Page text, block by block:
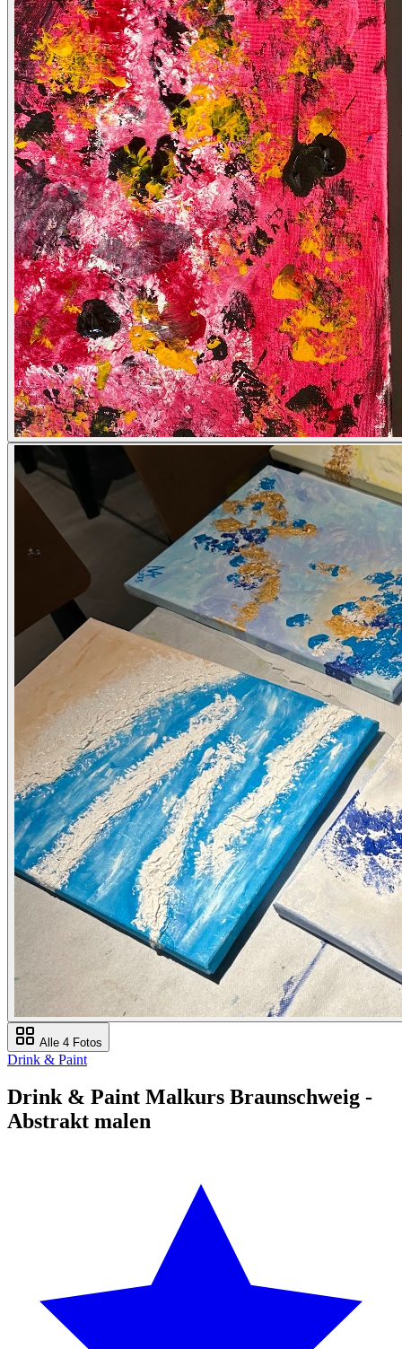
Alle 4 Fotos
Drink & Paint
Drink & Paint Malkurs Braunschweig -
Abstrakt malen